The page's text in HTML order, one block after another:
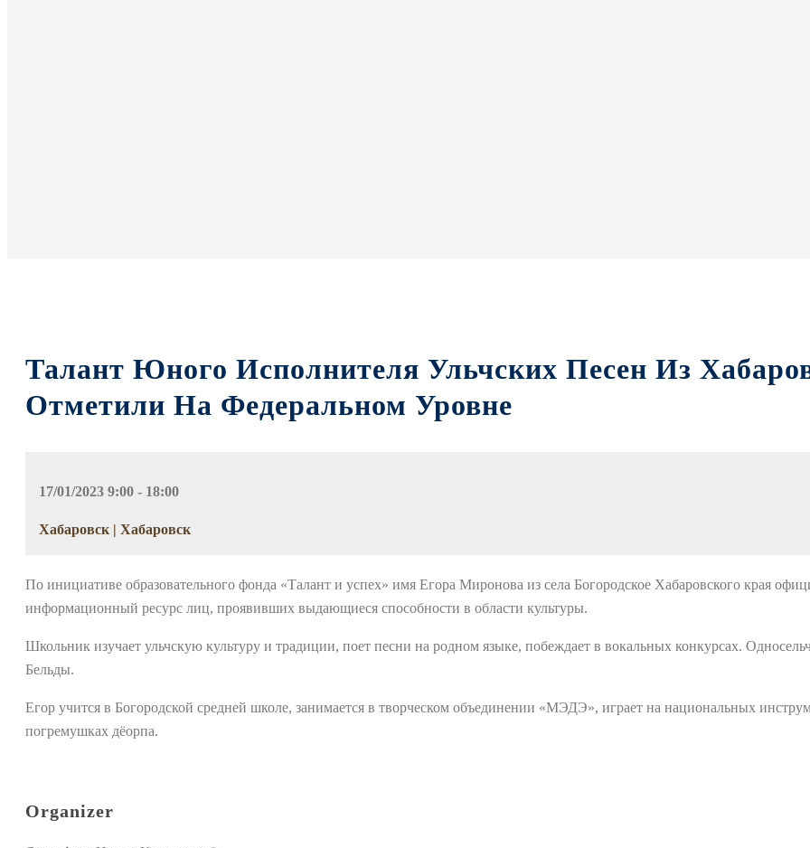
Талант Юного Исполнителя Ульчских Песен Из
Отметили На Федеральном Уровне
17/01/2023 9:00 - 18:00
Хабаровск | Хабаровск
По инициативе образовательного фонда «Талант и успех» имя Егора Миронова из села Богородское Хабаровского края
информационный ресурс лиц, проявивших выдающиеся способности в области культуры.
Школьник изучает ульчскую культуру и традиции, поет песни на родном языке, побеждает в вокальных конкурсах.
Бельды.
Егор учится в Богородской средней школе, занимается в творческом объединении «МЭДЭ», играет на национальных
погремушках дёорпа.
Organizer